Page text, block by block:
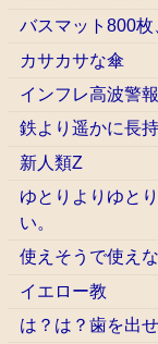
バスマット800枚
カサカサな傘
インフレ高波警
鉄より遥かに長
新人類Z
ゆとりよりゆと
い。
使えそうで使え
イエロー教
は？は？歯を出せ